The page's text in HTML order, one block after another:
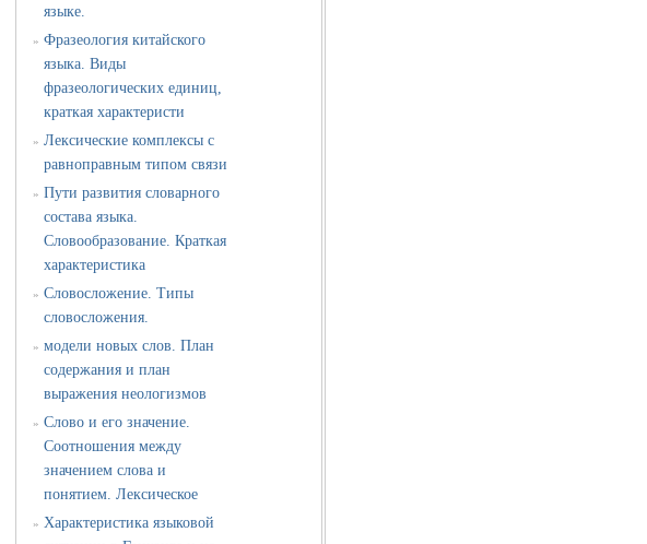
языке.
» Фразеология китайского
языка. Виды
фразеологических единиц,
краткая характеристи
» Лексические комплексы с
равноправным типом связи
» Пути развития словарного
состава языка.
Словообразование. Краткая
характеристика
» Словосложение. Типы
словосложения.
» модели новых слов. План
содержания и план
выражения неологизмов
» Слово и его значение.
Соотношения между
значением слова и
понятием. Лексическое
» Характеристика языковой